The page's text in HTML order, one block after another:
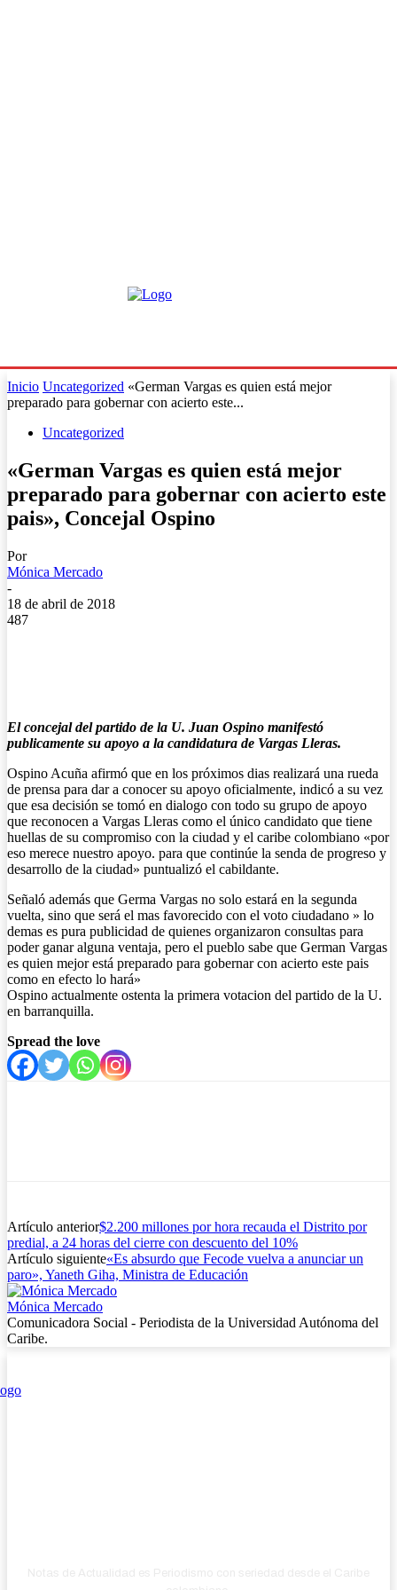
Inicio Uncategorized «German Vargas es quien está mejor
preparado para gobernar con acierto este...
Uncategorized
«German Vargas es quien está mejor
preparado para gobernar con acierto este
pais», Concejal Ospino
Por
Mónica Mercado
-
18 de abril de 2018
487
El concejal del partido de la U. Juan Ospino manifestó
publicamente su apoyo a la candidatura de Vargas Lleras.
Ospino Acuña afirmó que en los próximos dias realizará una rueda
de prensa para dar a conocer su apoyo oficialmente, indicó a su vez
que esa decisión se tomó en dialogo con todo su grupo de apoyo
que reconocen a Vargas Lleras como el único candidato que tiene
huellas de su compromiso con la ciudad y el caribe colombiano «por
eso merece nuestro apoyo. para que continúe la senda de progreso y
desarrollo de la ciudad» puntualizó el cabildante.
Señaló además que Germa Vargas no solo estará en la segunda
vuelta, sino que será el mas favorecido con el voto ciudadano » lo
demas es pura publicidad de quienes organizaron consultas para
poder ganar alguna ventaja, pero el pueblo sabe que German Vargas
es quien mejor está preparado para gobernar con acierto este pais
como en efecto lo hará»
Ospino actualmente ostenta la primera votacion del partido de la U.
en barranquilla.
Spread the love
Artículo anterior$2.200 millones por hora recauda el Distrito por
predial, a 24 horas del cierre con descuento del 10%
Artículo siguiente«Es absurdo que Fecode vuelva a anunciar un
paro», Yaneth Giha, Ministra de Educación
Mónica Mercado
Comunicadora Social - Periodista de la Universidad Autónoma del
Caribe.